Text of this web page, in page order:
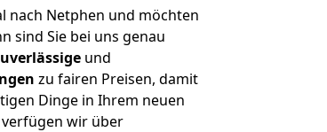
nach Netphen und möchten
sind Sie bei uns genau
und
zu fairen Preisen, damit
Dinge in Ihrem neuen
wir über